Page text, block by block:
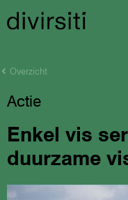
Overzicht
Actie
Enkel vis
duurzame